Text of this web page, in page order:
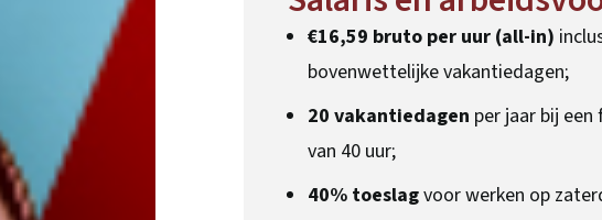
€16,59 bruto per uur (all-in)
bovenwettelijke vakantiedagen;
20 vakantiedagen per jaar bij
van 40 uur;
40% toeslagvoor werken op